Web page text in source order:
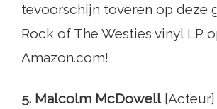
tevoorschijn toveren op deze
Rock of The Westies vinyl LP
Amazon.com!
5. Malcolm McDowell[Acteur]